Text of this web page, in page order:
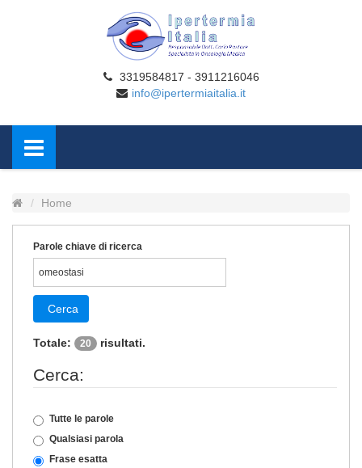
3319584817 - 3911216046
info@ipertermiaitalia.it
Home
Parole chiave di ricerca
Cerca
Totale: 20 risultati.
Cerca:
Tutte le parole
Qualsiasi parola
Frase esatta